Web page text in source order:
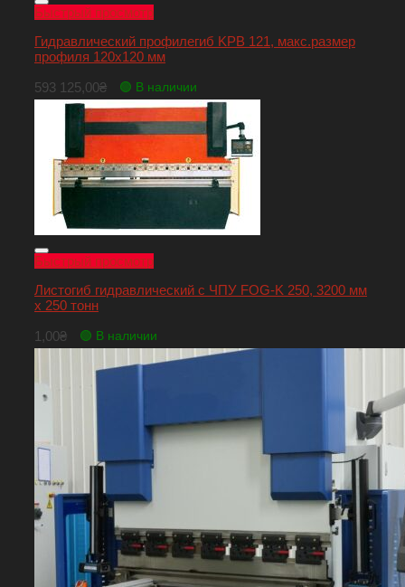
Быстрый просмотр
Гидравлический профилегиб KPB 121, макс.размер
профиля 120х120 мм
593 125,00₴ 🟢 В наличии
Быстрый просмотр
Листогиб гидравлический с ЧПУ FOG-K 250, 3200 мм
х 250 тонн
1,00₴ 🟢 В наличии